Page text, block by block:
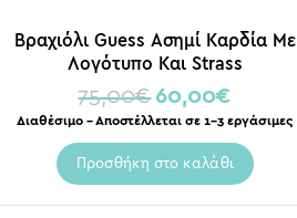
Βραχιόλι Guess Ασημί Καρδία Με
Λογότυπο Και Strass
75,00€ 60,00€
Διαθέσιμο – Αποστέλλεται σε 1-3 εργάσιμες
Προσθήκη στο καλάθι